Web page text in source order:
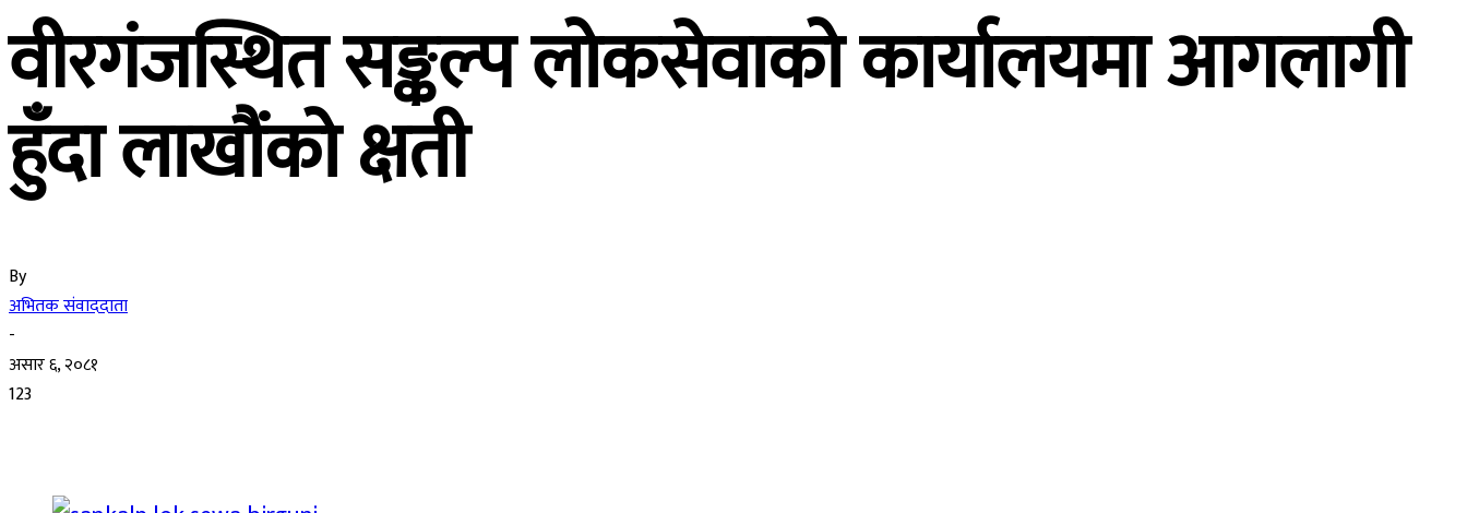
वीरगंजस्थित सङ्कल्प लोकसेवाको कार्यालयमा आगलागी
हुँदा लाखौंको क्षती
By
अभितक संवाददाता
-
असार ६, २०८१
123